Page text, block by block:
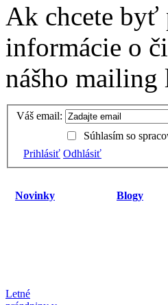
Ak chcete byť
informácie o
nášho mailing
Váš email:
Súhlasím so
Prihlásiť Odhlásiť
Novinky Blogy
Letné